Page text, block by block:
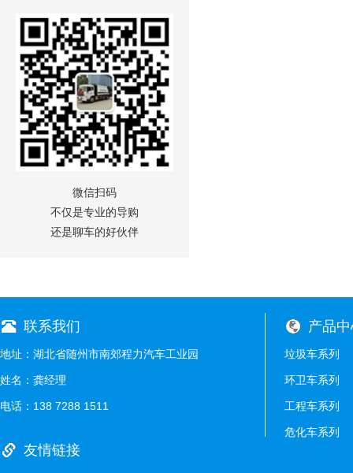
微信扫码
不仅是专业的导购
还是聊车的好伙伴
联系我们
地址：湖北省随州市南郊程力汽车工业园
姓名：龚经理
电话：138 7288 1511
产品
垃圾车系列
环卫车系列
工程车系列
危化车系列
友情链接